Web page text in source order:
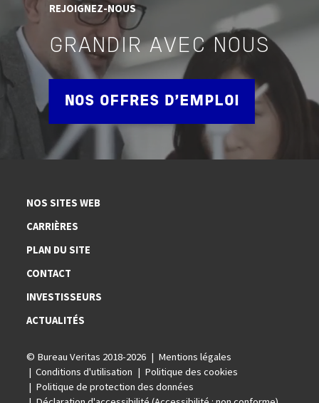
REJOIGNEZ-NOUS
GRANDIR AVEC NOUS
NOS OFFRES D'EMPLOI
NOS SITES WEB
CARRIÈRES
PLAN DU SITE
CONTACT
INVESTISSEURS
ACTUALITÉS
© Bureau Veritas 2018-2026
Mentions légales
Conditions d'utilisation
Politique des cookies
Politique de protection des données